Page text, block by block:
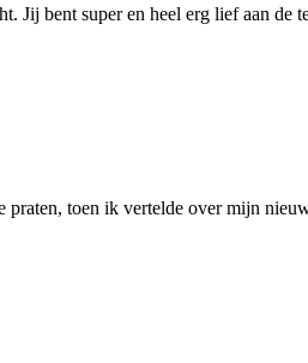
Jij bent super en heel erg lief aan de
praten, toen ik vertelde over mijn